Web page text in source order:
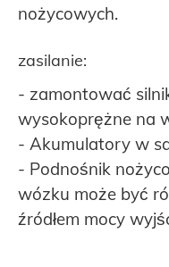
nożycowych.
zasilanie:
- zamontować
wysokoprężne na
- Akumulatory w
- Podnośnik
wózku może być
źródłem mocy